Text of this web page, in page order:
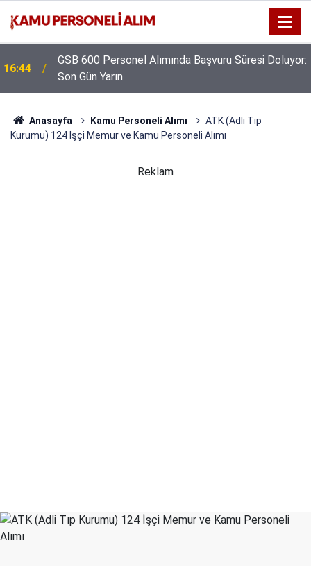
16:44
GSB 600 Personel Alımında Başvuru Süresi Doluyor:
Son Gün Yarın
Anasayfa Kamu Personeli Alımı
ATK (Adli Tıp
Kurumu) 124 İşçi Memur ve Kamu Personeli Alımı
Reklam